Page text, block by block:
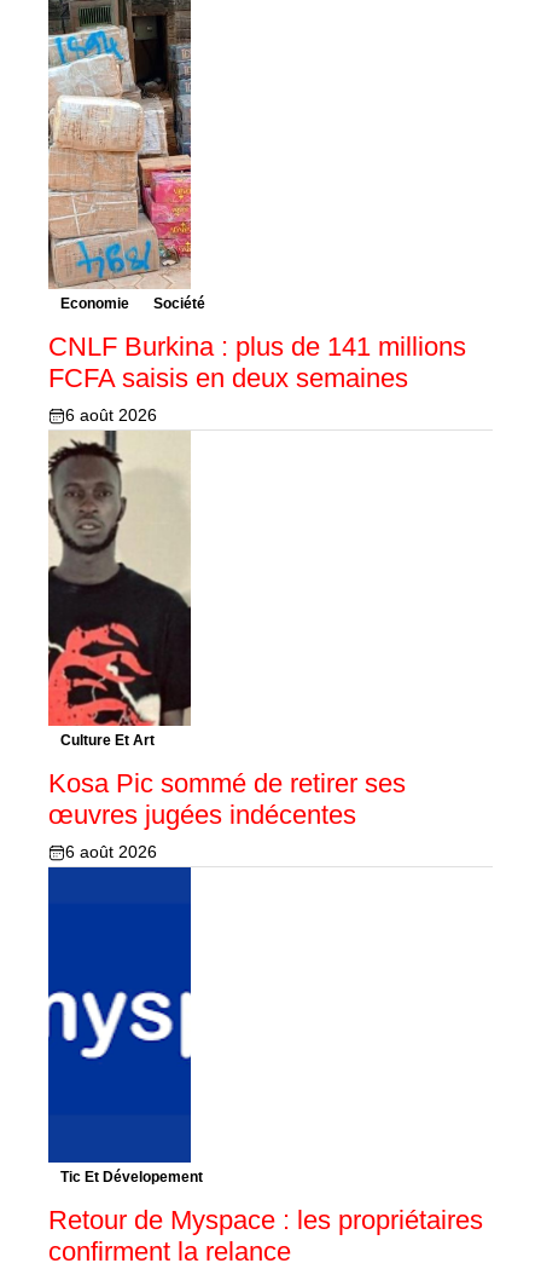
Economie Société
CNLF Burkina : plus de 141 millions
FCFA saisis en deux semaines
6 août 2026
Culture Et Art
Kosa Pic sommé de retirer ses
œuvres jugées indécentes
6 août 2026
Tic Et Dévelopement
Retour de Myspace : les propriétaires
confirment la relance